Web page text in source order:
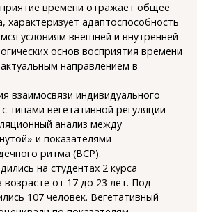
времени отражает общее
характеризует адаптоспособность
условиям внешней и внутренней
основ восприятия времени
направлением в
взаимосвязи индивидуального
типами вегетативной регуляции
анализ между
и показателями
ритма (ВСР).
на студентах 2 курса
возрасте от 17 до 23 лет. Под
107 человек. Вегетативный